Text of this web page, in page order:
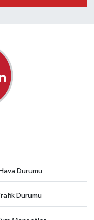
Hava Durumu
Durumu